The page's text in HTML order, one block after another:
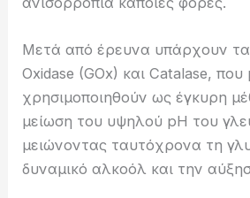
Μετά από έρευνα υπάρχουν τα
Oxidase (GOx) και Catalase,
χρησιμοποιηθούν ως έγκυρη
μείωση του υψηλού pH του
μειώνοντας ταυτόχρονα τη
δυναμικό αλκοόλ και την